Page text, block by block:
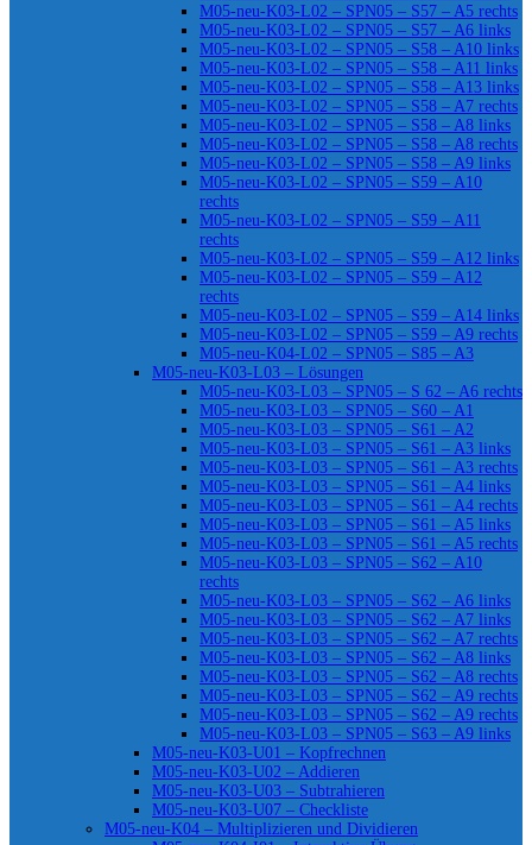
M05-neu-K03-L02 – SPN05 – S57 – A5 rechts
M05-neu-K03-L02 – SPN05 – S57 – A6 links
M05-neu-K03-L02 – SPN05 – S58 – A10 links
M05-neu-K03-L02 – SPN05 – S58 – A11 links
M05-neu-K03-L02 – SPN05 – S58 – A13 links
M05-neu-K03-L02 – SPN05 – S58 – A7 rechts
M05-neu-K03-L02 – SPN05 – S58 – A8 links
M05-neu-K03-L02 – SPN05 – S58 – A8 rechts
M05-neu-K03-L02 – SPN05 – S58 – A9 links
M05-neu-K03-L02 – SPN05 – S59 – A10
rechts
M05-neu-K03-L02 – SPN05 – S59 – A11
rechts
M05-neu-K03-L02 – SPN05 – S59 – A12 links
M05-neu-K03-L02 – SPN05 – S59 – A12
rechts
M05-neu-K03-L02 – SPN05 – S59 – A14 links
M05-neu-K03-L02 – SPN05 – S59 – A9 rechts
M05-neu-K04-L02 – SPN05 – S85 – A3
M05-neu-K03-L03 – Lösungen
M05-neu-K03-L03 – SPN05 – S 62 – A6 rechts
M05-neu-K03-L03 – SPN05 – S60 – A1
M05-neu-K03-L03 – SPN05 – S61 – A2
M05-neu-K03-L03 – SPN05 – S61 – A3 links
M05-neu-K03-L03 – SPN05 – S61 – A3 rechts
M05-neu-K03-L03 – SPN05 – S61 – A4 links
M05-neu-K03-L03 – SPN05 – S61 – A4 rechts
M05-neu-K03-L03 – SPN05 – S61 – A5 links
M05-neu-K03-L03 – SPN05 – S61 – A5 rechts
M05-neu-K03-L03 – SPN05 – S62 – A10
rechts
M05-neu-K03-L03 – SPN05 – S62 – A6 links
M05-neu-K03-L03 – SPN05 – S62 – A7 links
M05-neu-K03-L03 – SPN05 – S62 – A7 rechts
M05-neu-K03-L03 – SPN05 – S62 – A8 links
M05-neu-K03-L03 – SPN05 – S62 – A8 rechts
M05-neu-K03-L03 – SPN05 – S62 – A9 rechts
M05-neu-K03-L03 – SPN05 – S62 – A9 rechts
M05-neu-K03-L03 – SPN05 – S63 – A9 links
M05-neu-K03-U01 – Kopfrechnen
M05-neu-K03-U02 – Addieren
M05-neu-K03-U03 – Subtrahieren
M05-neu-K03-U07 – Checkliste
M05-neu-K04 – Multiplizieren und Dividieren